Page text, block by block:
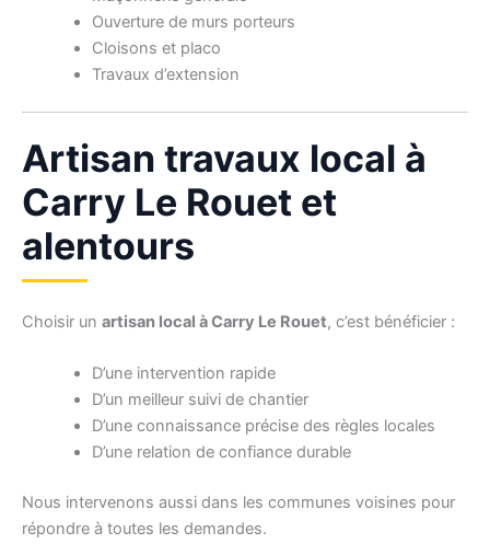
Ouverture de murs porteurs
Cloisons et placo
Travaux d’extension
Artisan travaux local à
Carry Le Rouet et
alentours
Choisir un artisan local à Carry Le Rouet, c’est bénéficier :
D’une intervention rapide
D’un meilleur suivi de chantier
D’une connaissance précise des règles locales
D’une relation de confiance durable
Nous intervenons aussi dans les communes voisines pour
répondre à toutes les demandes.